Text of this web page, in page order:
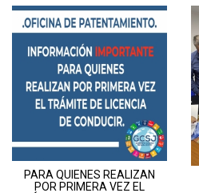
PARA QUIENES REALIZAN
POR PRIMERA VEZ EL